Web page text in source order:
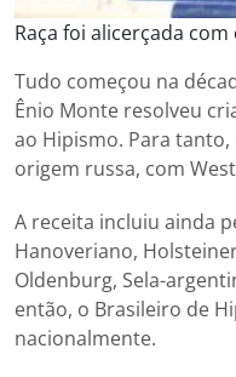
Raça foi alicerçada
Tudo começou na
Ênio Monte resolveu
ao Hipismo. Para
origem russa, com
A receita incluiu ainda
Hanoveriano,
Oldenburg, Sela-
então, o Brasileiro de
nacionalmente.